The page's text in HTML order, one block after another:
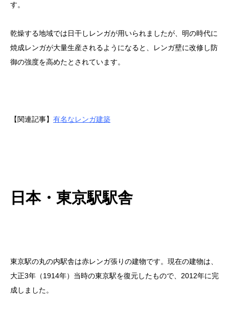
す。
乾燥する地域では日干しレンガが用いられましたが、明の時代に
焼成レンガが大量生産されるようになると、レンガ壁に改修し防
御の強度を高めたとされています。
【関連記事】 有名なレンガ建築
日本・東京駅駅舎
東京駅の丸の内駅舎は赤レンガ張りの建物です。現在の建物は、
大正3年（1914年）当時の東京駅を復元したもので、2012年に完
成しました。